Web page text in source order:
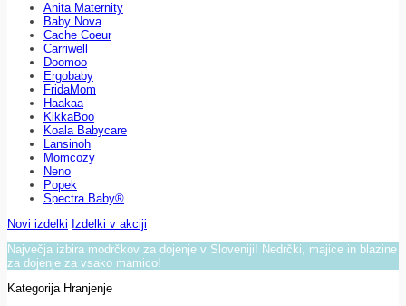
Anita Maternity
Baby Nova
Cache Coeur
Carriwell
Doomoo
Ergobaby
FridaMom
Haakaa
KikkaBoo
Koala Babycare
Lansinoh
Momcozy
Neno
Popek
Spectra Baby®
Novi izdelki Izdelki v akciji
Največja izbira modrčkov za dojenje v Sloveniji! Nedrčki, majice in blazine
za dojenje za vsako mamico!
Kategorija Hranjenje